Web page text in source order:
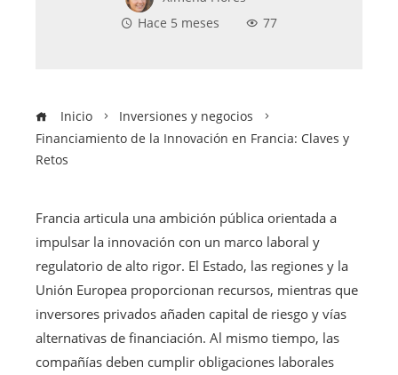
Hace 5 meses
77
Inicio
Inversiones y negocios
Financiamiento de la Innovación en Francia: Claves y
Retos
Francia articula una ambición pública orientada a
impulsar la innovación con un marco laboral y
regulatorio de alto rigor. El Estado, las regiones y la
Unión Europea proporcionan recursos, mientras que
inversores privados añaden capital de riesgo y vías
alternativas de financiación. Al mismo tiempo, las
compañías deben cumplir obligaciones laborales